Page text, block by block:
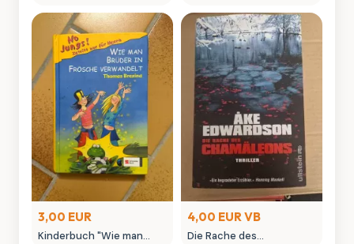
3,00 EUR
Kinderbuch "Wie man
4,00 EUR VB
Die Rache des